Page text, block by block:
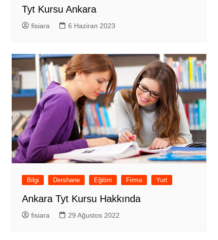
Tyt Kursu Ankara
fisiara 6 Haziran 2023
Bilgi Dershane Eğitim Firma Yurt
Ankara Tyt Kursu Hakkında
fisiara 29 Ağustos 2022